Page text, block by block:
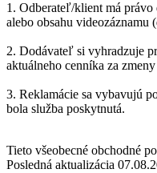
1. Odberateľ/klient má
alebo obsahu
2. Dodávateľ si vyhradzuje
aktuálneho cenníka za
3. Reklamácie sa vybavujú
bola služba poskytnutá.
Tieto všeobecné obchodné
Posledná aktualizácia